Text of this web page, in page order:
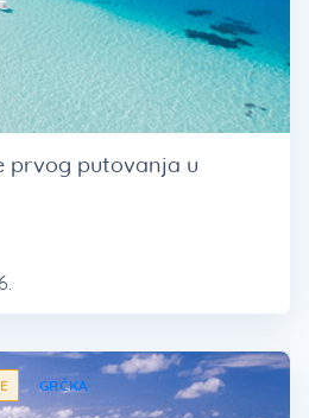
prvog putovanja u
GRČKA